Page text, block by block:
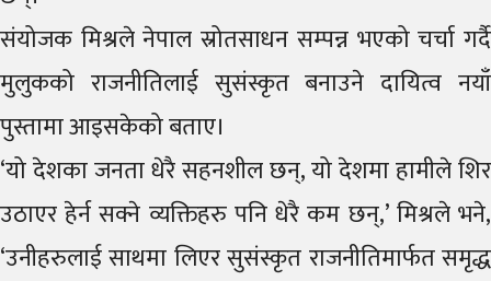
संयोजक मिश्रले नेपाल स्रोतसाधन सम्पन्न भएको चर्चा गर्दै
मुलुकको राजनीतिलाई सुसंस्कृत बनाउने दायित्व नयाँ
पुस्तामा आइसकेको बताए।
‘यो देशका जनता धेरै सहनशील छन्, यो देशमा हामीले शिर
उठाएर हेर्न सक्ने व्यक्तिहरु पनि धेरै कम छन्,’ मिश्रले भने,
‘उनीहरुलाई साथमा लिएर सुसंस्कृत राजनीतिमार्फत समृद्ध